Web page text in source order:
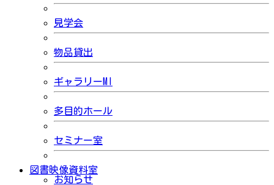
見学会
物品貸出
ギャラリーMI
多目的ホール
セミナー室
図書映像資料室
お知らせ